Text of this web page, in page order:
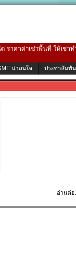
าคาค่าเช่าพื้นที่ ให้เช่า
น่าสนใจ ประชาสัมพั
อ่านต่อ